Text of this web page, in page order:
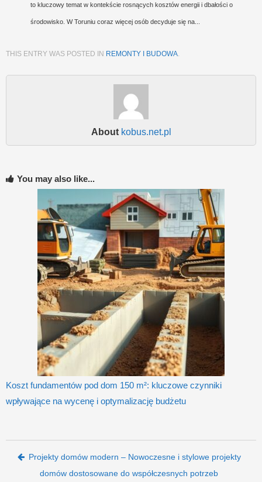
to kluczowy temat w kontekście rosnących kosztów energii i dbałości o
środowisko. W Toruniu coraz więcej osób decyduje się na...
THIS ENTRY WAS POSTED IN REMONTY I BUDOWA
About kobus.net.pl
You may also like...
Koszt fundamentów pod dom 150 m²: kluczowe czynniki
wpływające na wycenę i optymalizację budżetu
Post navigation
Projekty domów modern – Nowoczesne i stylowe projekty
domów dostosowane do współczesnych potrzeb